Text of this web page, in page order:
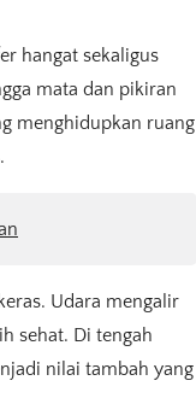
hangat sekaligus
mata dan pikiran
menghidupkan ruang
Udara mengalir
sehat. Di tengah
nilai tambah yang